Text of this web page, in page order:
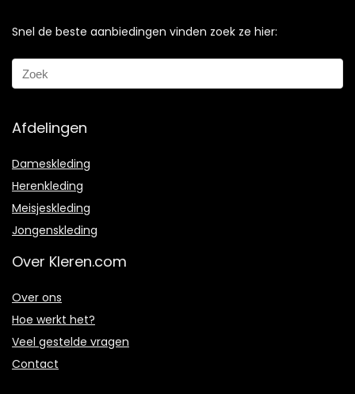
Snel de beste aanbiedingen vinden zoek ze hier:
Afdelingen
Dameskleding
Herenkleding
Meisjeskleding
Jongenskleding
Over Kleren.com
Over ons
Hoe werkt het?
Veel gestelde vragen
Contact